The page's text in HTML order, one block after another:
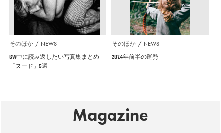
そのほか NEWS
GW中に読み返したい写真集まとめ
「ヌード」5選
そのほか NEWS
2024年前半の運勢
Magazine